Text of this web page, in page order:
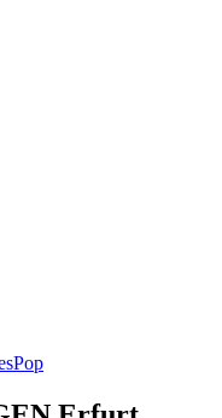
Pop